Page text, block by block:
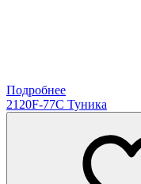
Подробнее
2120F-77C Туника